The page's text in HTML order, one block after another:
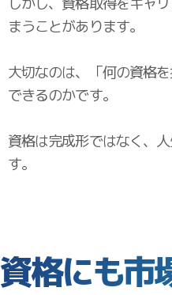
まうことがあります。
大切なのは、「何の資格
できるのかです。
資格は完成形ではなく、
す。
資格にも市